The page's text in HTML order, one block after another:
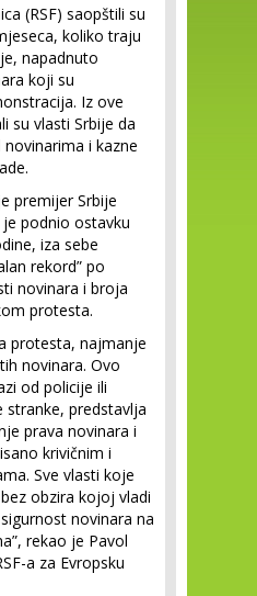
(RSF) saopštili su
koliko traju
napadnuto
koji su
Iz ove
su vlasti Srbije da
i kazne
premijer Srbije
podnio ostavku
iza sebe
rekord” po
novinara i broja
protesta.
protesta, najmanje
novinara. Ovo
od policije ili
stranke, predstavlja
prava novinara i
krivičnim i
Sve vlasti koje
obzira kojoj vladi
novinara na
rekao je Pavol
a za Evropsku